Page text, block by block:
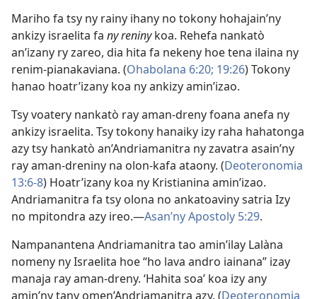
Mariho fa tsy ny rainy ihany no tokony hohajain’ny
ankizy israelita fa ny reninykoa. Rehefa nankatò
an’izany ry zareo, dia hita fa nekeny hoe tena ilaina ny
renim-pianakaviana. (Ohabolana 6:20; 19:26) Tokony
hanao hoatr’izany koa ny ankizy amin’izao.
Tsy voatery nankatò ray aman-dreny foana anefa ny
ankizy israelita. Tsy tokony hanaiky izy raha hahatonga
azy tsy hankatò an’Andriamanitra ny zavatra asain’ny
ray aman-dreniny na olon-kafa ataony. (Deoteronomia
13:6-8) Hoatr’izany koa ny Kristianina amin’izao.
Andriamanitra fa tsy olona no ankatoaviny satria Izy
no mpitondra azy ireo.—Asan’ny Apostoly 5:29.
Nampanantena Andriamanitra tao amin’ilay Lalàna
nomeny ny Israelita hoe “ho lava andro iainana” izay
manaja ray aman-dreny. ‘Hahita soa’ koa izy any
amin’ny tany omen’Andriamanitra azy. (Deoteronomia